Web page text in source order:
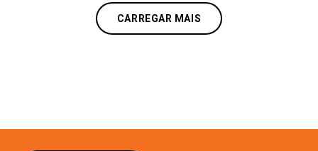
CARREGAR MAIS